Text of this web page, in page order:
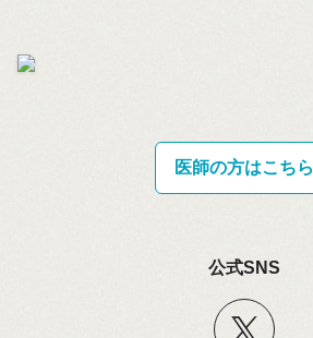
医師の方はこちら
公式SNS